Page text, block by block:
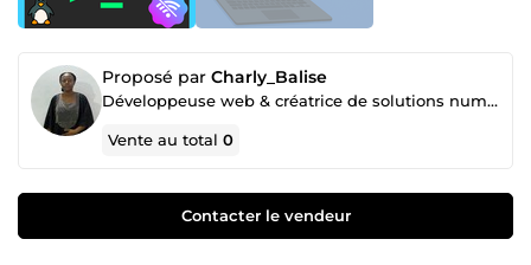
Proposé par Charly_Balise
Développeuse web & créatrice de solutions numériques
Vente au total0
Contacter le vendeur